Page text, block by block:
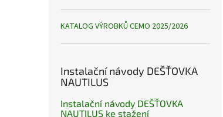
KATALOG VÝROBKŮ CEMO 2025/2026
Instalační návody DEŠŤOVKA
NAUTILUS
Instalační návody DEŠŤOVKA
NAUTILUS ke stažení